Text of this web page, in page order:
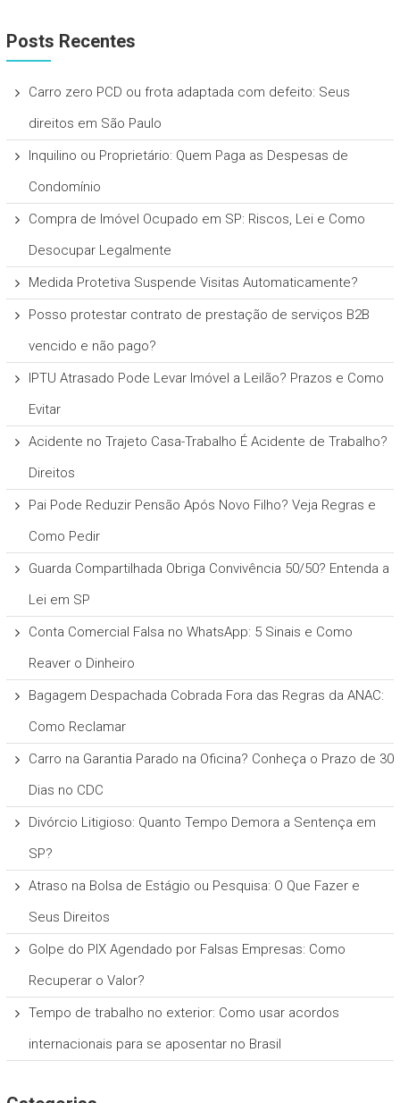
Posts Recentes
Carro zero PCD ou frota adaptada com defeito: Seus
direitos em São Paulo
Inquilino ou Proprietário: Quem Paga as Despesas de
Condomínio
Compra de Imóvel Ocupado em SP: Riscos, Lei e Como
Desocupar Legalmente
Medida Protetiva Suspende Visitas Automaticamente?
Posso protestar contrato de prestação de serviços B2B
vencido e não pago?
IPTU Atrasado Pode Levar Imóvel a Leilão? Prazos e Como
Evitar
Acidente no Trajeto Casa-Trabalho É Acidente de Trabalho?
Direitos
Pai Pode Reduzir Pensão Após Novo Filho? Veja Regras e
Como Pedir
Guarda Compartilhada Obriga Convivência 50/50? Entenda a
Lei em SP
Conta Comercial Falsa no WhatsApp: 5 Sinais e Como
Reaver o Dinheiro
Bagagem Despachada Cobrada Fora das Regras da ANAC:
Como Reclamar
Carro na Garantia Parado na Oficina? Conheça o Prazo de 30
Dias no CDC
Divórcio Litigioso: Quanto Tempo Demora a Sentença em
SP?
Atraso na Bolsa de Estágio ou Pesquisa: O Que Fazer e
Seus Direitos
Golpe do PIX Agendado por Falsas Empresas: Como
Recuperar o Valor?
Tempo de trabalho no exterior: Como usar acordos
internacionais para se aposentar no Brasil